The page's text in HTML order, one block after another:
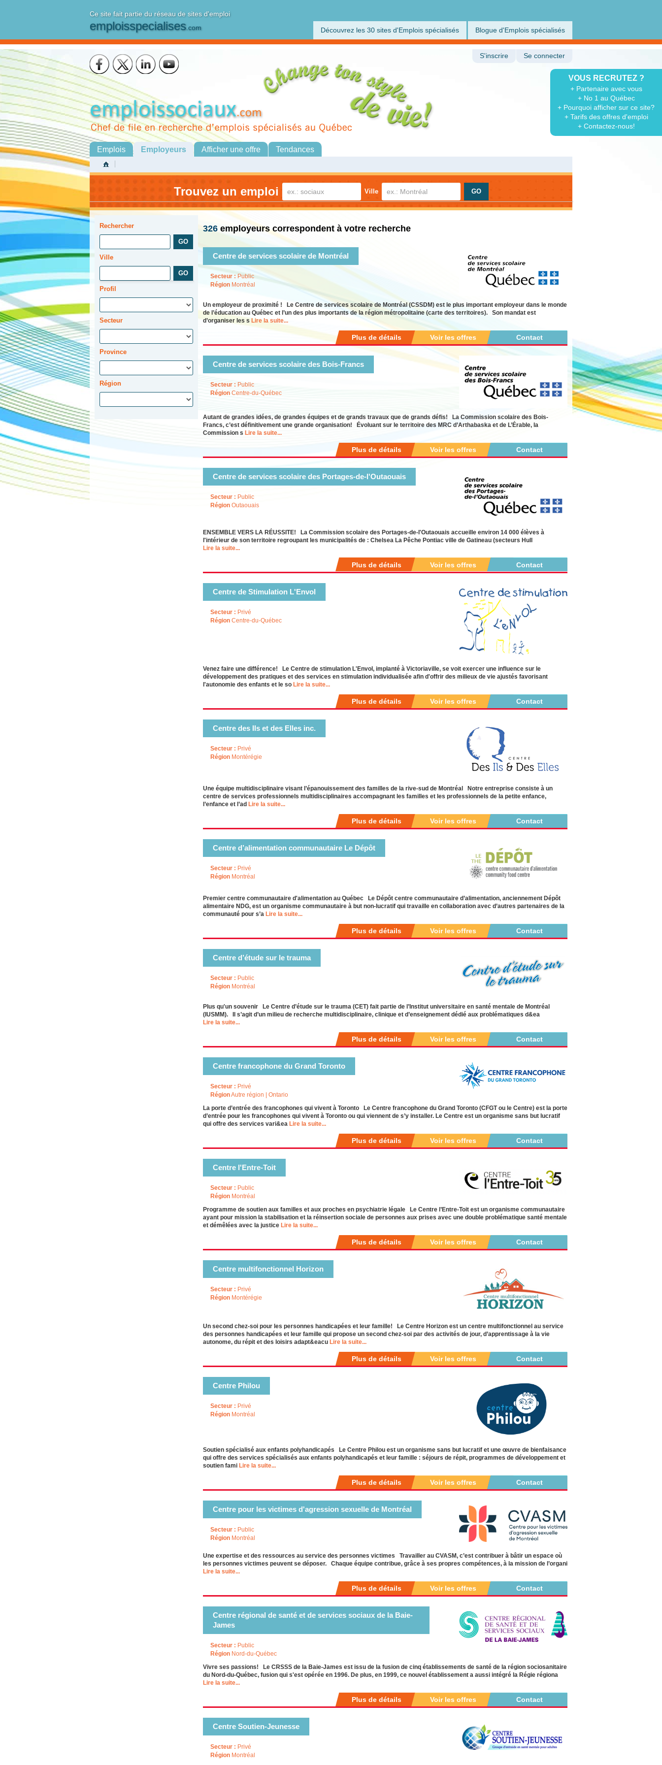
Ce site fait partie du réseau de sites d'emploi
emploisspecialises.com Découvrez les 30 sites d'Emplois spécialisés Blogue d'Emplois spécialisés
VOUS RECRUTEZ ?
+ Partenaire avec vous
+ No 1 au Québec
+ Pourquoi afficher sur ce site?
+ Tarifs des offres d'emploi
+ Contactez-nous!
S'inscrire Se connecter
Emplois Employeurs Afficher une offre Tendances
Trouvez un emploi Ville
Rechercher
Ville
Profil
Secteur
Province
Région
326 employeurs correspondent à votre recherche
Centre de services scolaire de Montréal
Secteur : Public
Région Montréal
Un employeur de proximité ! Le Centre de services scolaire de Montréal (CSSDM) est le plus important employeur dans le monde
de l’éducation au Québec et l’un des plus importants de la région métropolitaine (carte des territoires). Son mandat est
d’organiser les s Lire la suite...
Plus de détails Voir les offres Contact
Centre de services scolaire des Bois-Francs
Secteur : Public
Région Centre-du-Québec
Autant de grandes idées, de grandes équipes et de grands travaux que de grands défis! La Commission scolaire des Bois-
Francs, c’est définitivement une grande organisation! Évoluant sur le territoire des MRC d’Arthabaska et de L’Érable, la
Commission s Lire la suite...
Plus de détails Voir les offres Contact
Centre de services scolaire des Portages-de-l'Outaouais
Secteur : Public
Région Outaouais
ENSEMBLE VERS LA RÉUSSITE! La Commission scolaire des Portages-de-l'Outaouais accueille environ 14 000 élèves à
l'intérieur de son territoire regroupant les municipalités de : Chelsea La Pêche Pontiac ville de Gatineau (secteurs Hull
Lire la suite...
Plus de détails Voir les offres Contact
Centre de Stimulation L'Envol
Secteur : Privé
Région Centre-du-Québec
Venez faire une différence! Le Centre de stimulation L'Envol, implanté à Victoriaville, se voit exercer une influence sur le
développement des pratiques et des services en stimulation individualisée afin d'offrir des milieux de vie ajustés favorisant
l'autonomie des enfants et le so Lire la suite...
Plus de détails Voir les offres Contact
Centre des Ils et des Elles inc.
Secteur : Privé
Région Montérégie
Une équipe multidisciplinaire visant l’épanouissement des familles de la rive-sud de Montréal Notre entreprise consiste à un
centre de services professionnels multidisciplinaires accompagnant les familles et les professionnels de la petite enfance,
l’enfance et l’ad Lire la suite...
Plus de détails Voir les offres Contact
Centre d’alimentation communautaire Le Dépôt
Secteur : Privé
Région Montréal
Premier centre communautaire d'alimentation au Québec Le Dépôt centre communautaire d’alimentation, anciennement Dépôt
alimentaire NDG, est un organisme communautaire à but non-lucratif qui travaille en collaboration avec d’autres partenaires de la
communauté pour s’a Lire la suite...
Plus de détails Voir les offres Contact
Centre d’étude sur le trauma
Secteur : Public
Région Montréal
Plus qu'un souvenir Le Centre d’étude sur le trauma (CET) fait partie de l’Institut universitaire en santé mentale de Montréal
(IUSMM). Il s’agit d’un milieu de recherche multidisciplinaire, clinique et d’enseignement dédié aux problématiques d&ea
Lire la suite...
Plus de détails Voir les offres Contact
Centre francophone du Grand Toronto
Secteur : Privé
RégionAutre région | Ontario
La porte d’entrée des francophones qui vivent à Toronto Le Centre francophone du Grand Toronto (CFGT ou le Centre) est la porte
d’entrée pour les francophones qui vivent à Toronto ou qui viennent de s’y installer. Le Centre est un organisme sans but lucratif
qui offre des services vari&ea Lire la suite...
Plus de détails Voir les offres Contact
Centre l'Entre-Toit
Secteur : Public
Région Montréal
Programme de soutien aux familles et aux proches en psychiatrie légale Le Centre l’Entre-Toit est un organisme communautaire
ayant pour mission la stabilisation et la réinsertion sociale de personnes aux prises avec une double problématique santé mentale
et démêlées avec la justice Lire la suite...
Plus de détails Voir les offres Contact
Centre multifonctionnel Horizon
Secteur : Privé
Région Montérégie
Un second chez-soi pour les personnes handicapées et leur famille! Le Centre Horizon est un centre multifonctionnel au service
des personnes handicapées et leur famille qui propose un second chez-soi par des activités de jour, d’apprentissage à la vie
autonome, du répit et des loisirs adapt&eacu Lire la suite...
Plus de détails Voir les offres Contact
Centre Philou
Secteur : Privé
Région Montréal
Soutien spécialisé aux enfants polyhandicapés Le Centre Philou est un organisme sans but lucratif et une œuvre de bienfaisance
qui offre des services spécialisés aux enfants polyhandicapés et leur famille : séjours de répit, programmes de développement et
soutien fami Lire la suite...
Plus de détails Voir les offres Contact
Centre pour les victimes d'agression sexuelle de Montréal
Secteur : Public
Région Montréal
Une expertise et des ressources au service des personnes victimes Travailler au CVASM, c’est contribuer à bâtir un espace où
les personnes victimes peuvent se déposer. Chaque équipe contribue, grâce à ses propres compétences, à la mission de l’organi
Lire la suite...
Plus de détails Voir les offres Contact
Centre régional de santé et de services sociaux de la Baie-
James
Secteur : Public
Région Nord-du-Québec
Vivre ses passions! Le CRSSS de la Baie-James est issu de la fusion de cinq établissements de santé de la région sociosanitaire
du Nord-du-Québec, fusion qui s'est opérée en 1996. De plus, en 1999, ce nouvel établissement a aussi intégré la Régie régiona
Lire la suite...
Plus de détails Voir les offres Contact
Centre Soutien-Jeunesse
Secteur : Privé
Région Montréal